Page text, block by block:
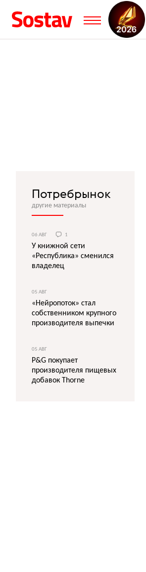
Потребрынок
другие материалы
06 АВГ 1
У книжной сети
«Республика» сменился
владелец
05 АВГ
«Нейропоток» стал
собственником крупного
производителя выпечки
05 АВГ
P&G покупает
производителя пищевых
добавок Thorne